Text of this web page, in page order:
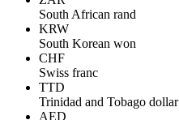
South African rand
KRW
South Korean won
CHF
Swiss franc
TTD
Trinidad and Tobago dollar
AED